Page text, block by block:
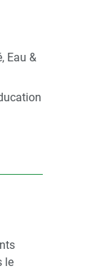
Eau &
le